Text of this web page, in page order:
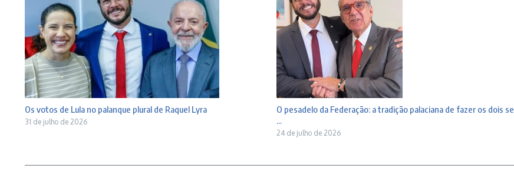
Os votos de Lula no palanque plural de Raquel Lyra
31 de julho de 2026
O pesadelo da Federação: a tradição palaciana de fazer os dois se
...
24 de julho de 2026